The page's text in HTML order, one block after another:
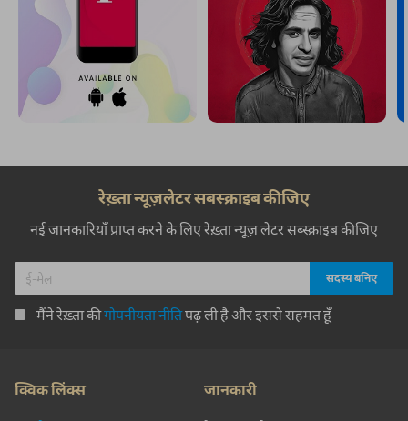
रेख़्ता न्यूज़लेटर सबस्क्राइब कीजिए
नई जानकारियाँ प्राप्त करने के लिए रेख़्ता न्यूज़ लेटर सब्स्क्राइब कीजिए
मैंने रेख़्ता कीगोपनीयता नीतिपढ़ ली है और इससे सहमत हूँ
क्विक लिंक्स जानकारी